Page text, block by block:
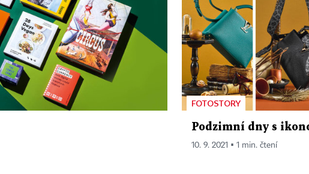
FOTOSTORY
Podzimní dny s
10. 9. 2021 ▪ 1 min. čtení